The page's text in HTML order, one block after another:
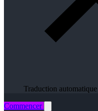
Traduction automatique
Commencer